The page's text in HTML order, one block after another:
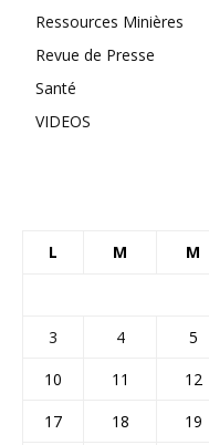
Ressources Minières
Revue de Presse
Santé
VIDEOS
L M M
3
4 5
10
11 12
17
18 19